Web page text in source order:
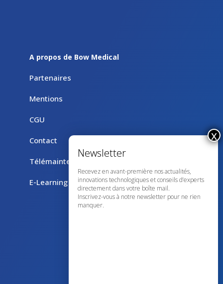
A propos de Bow Medical
Partenaires
Mentions
CGU
Contact
Télémaintenance avec TeamViewer
E-Learning
Recevez en avant-première nos actualités,
innovations technologiques et conseils d’experts
directement dans votre boîte mail.
Inscrivez-vous à notre newsletter pour ne rien
manquer.